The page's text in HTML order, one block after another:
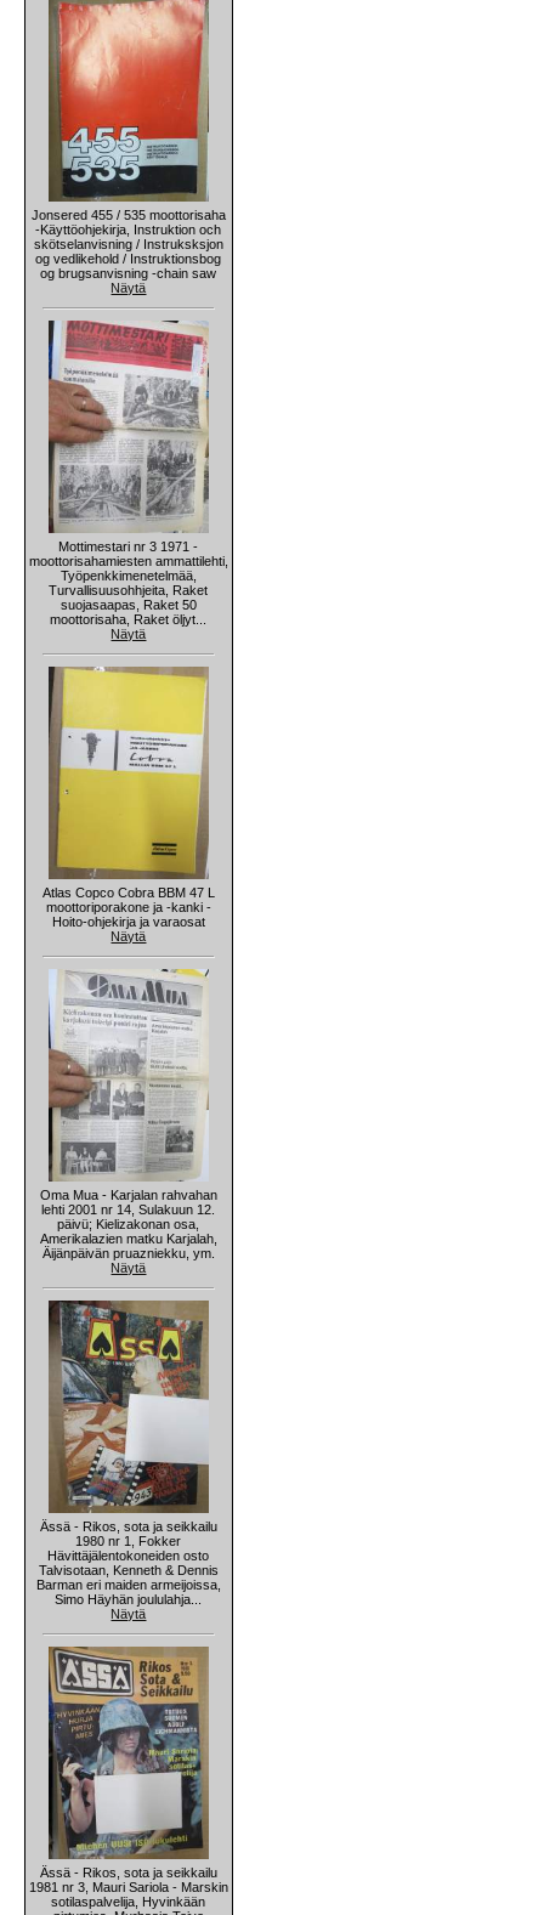
Jonsered 455 / 535 moottorisaha
-Käyttöohjekirja, Instruktion och
skötselanvisning / Instruksksjon
og vedlikehold / Instruktionsbog
og brugsanvisning -chain saw
Näytä
Mottimestari nr 3 1971 -
moottorisahamiesten ammattilehti,
Työpenkkimenetelmää,
Turvallisuusohhjeita, Raket
suojasaapas, Raket 50
moottorisaha, Raket öljyt...
Näytä
Atlas Copco Cobra BBM 47 L
moottoriporakone ja -kanki -
Hoito-ohjekirja ja varaosat
Näytä
Oma Mua - Karjalan rahvahan
lehti 2001 nr 14, Sulakuun 12.
päivü; Kielizakonan osa,
Amerikalazien matku Karjalah,
Äijänpäivän pruazniekku, ym.
Näytä
Ässä - Rikos, sota ja seikkailu
1980 nr 1, Fokker
Hävittäjälentokoneiden osto
Talvisotaan, Kenneth & Dennis
Barman eri maiden armeijoissa,
Simo Häyhän joululahja...
Näytä
Ässä - Rikos, sota ja seikkailu
1981 nr 3, Mauri Sariola - Marskin
sotilaspalvelija, Hyvinkään